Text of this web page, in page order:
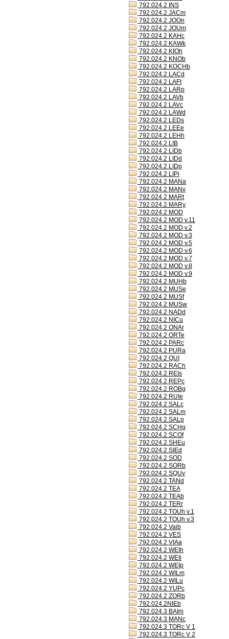
792.024.2 INS
792.024.2 JACm
792.024.2 JOOn
792.024.2 JOUm
792.024.2 KAHc
792.024.2 KAWk
792.024.2 KIOh
792.024.2 KNOb
792.024.2 KOCHb
792.024.2 LACd
792.024.2 LAFt
792.024.2 LARp
792.024.2 LAVb
792.024.2 LAVc
792.024.2 LAWd
792.024.2 LEDs
792.024.2 LEEe
792.024.2 LEHh
792.024.2 LIB
792.024.2 LIDb
792.024.2 LIDd
792.024.2 LIDp
792.024.2 LIPi
792.024.2 MANa
792.024.2 MANv
792.024.2 MARt
792.024.2 MARy
792.024.2 MOD
792.024.2 MOD v.11
792.024.2 MOD v.2
792.024.2 MOD v.3
792.024.2 MOD v.5
792.024.2 MOD v.6
792.024.2 MOD v.7
792.024.2 MOD v.8
792.024.2 MOD v.9
792.024.2 MUHb
792.024.2 MUSe
792.024.2 MUSf
792.024.2 MUSw
792.024.2 NADd
792.024.2 NICu
792.024.2 ONAr
792.024.2 ORTe
792.024.2 PARc
792.024.2 PURa
792.024.2 QUI
792.024.2 RACh
792.024.2 REIs
792.024.2 REPc
792.024.2 ROBg
792.024.2 RUIe
792.024.2 SALc
792.024.2 SALm
792.024.2 SALp
792.024.2 SCHg
792.024.2 SCOf
792.024.2 SHEu
792.024.2 SIEd
792.024.2 SOD
792.024.2 SORb
792.024.2 SQUv
792.024.2 TANd
792.024.2 TEA
792.024.2 TEAb
792.024.2 TERr
792.024.2 TOUh v.1
792.024.2 TOUh v.3
792.024.2 Vaib
792.024.2 VES
792.024.2 VIAa
792.024.2 WEIh
792.024.2 WEIi
792.024.2 WEIp
792.024.2 WILm
792.024.2 WILu
792.024.2 YUPc
792.024.2 ZORb
792.024.2NIEb
792.024.3 BAIm
792.024.3 MANc
792.024.3 TORc V 1
792.024.3 TORc V 2